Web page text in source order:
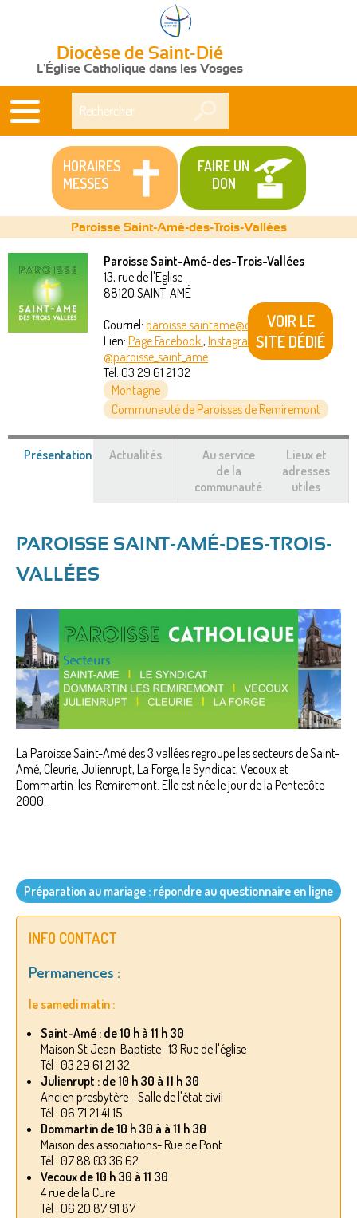
Diocèse de Saint-Dié
L'Église Catholique dans les Vosges
HORAIRES
MESSES
FAIRE UN
DON
Vous
êtes
Paroisse Saint-Amé-des-Trois-Vallées
Paroisse Saint-Amé-des-Trois-Vallées
13, rue de l'Eglise
88120 SAINT-AMÉ
Courriel: paroisse.saintame@orange.fr
Lien: Page Facebook, Instagram
@paroisse_saint_ame
Tél: 03 29 61 21 32
Montagne
Communauté de Paroisses de Remiremont
VOIR LE
SITE DÉDIÉ
Présentation (onglet
Actualités
Au service
de la
communauté
Lieux et
adresses
utiles
PAROISSE SAINT-AMÉ-DES-TROIS-
VALLÉES
La Paroisse Saint-Amé des 3 vallées regroupe les secteurs de Saint-
Amé, Cleurie, Julienrupt, La Forge, le Syndicat, Vecoux et
Dommartin-les-Remiremont. Elle est née le jour de la Pentecôte
2000.
Préparation au mariage : répondre au questionnaire en ligne
INFO CONTACT
Permanences :
le samedi matin :
Saint-Amé : de 10 h à 11 h 30
Maison St Jean-Baptiste- 13 Rue de l'église
Tél : 03 29 61 21 32
Julienrupt : de 10 h 30 à 11 h 30
Ancien presbytère - Salle de l'état civil
Tél : 06 71 21 41 15
Dommartin de 10 h 30 à à 11 h 30
Maison des associations- Rue de Pont
Tél : 07 88 03 36 62
Vecoux de 10 h 30 à 11 30
4 rue de la Cure
Tél : 06 20 87 91 87